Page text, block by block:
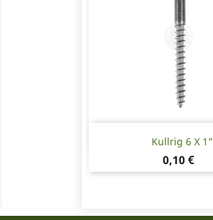
Kullrig 6 X 1"
Pris
0,10 €
Snabbvy